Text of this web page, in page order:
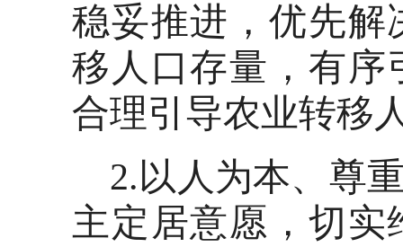
稳妥推进，优先解
移人口存量，有序
合理引导农业转移
2.以人为本、尊
主定居意愿，切